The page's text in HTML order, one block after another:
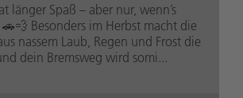
länger Spaß – aber nur, wenn’s
Besonders im Herbst macht die
nassem Laub, Regen und Frost die
dein Bremsweg wird somi...